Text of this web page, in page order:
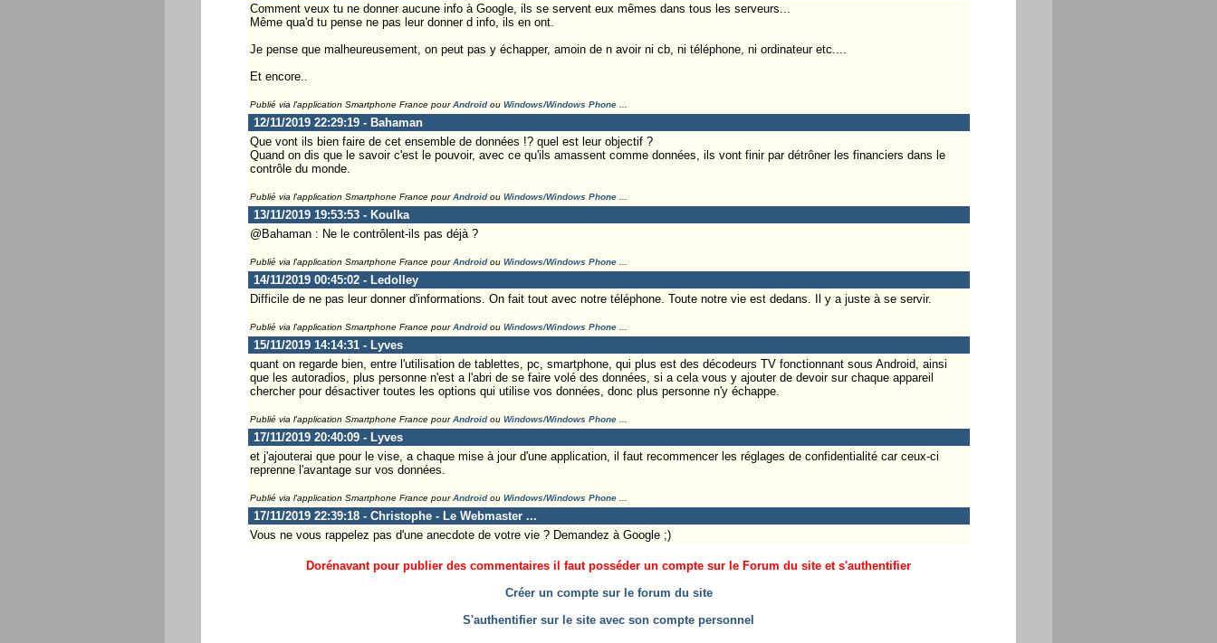
Comment veux tu ne donner aucune info à Google, ils se servent eux mêmes dans tous les serveurs...
Même qua'd tu pense ne pas leur donner d info, ils en ont.
Je pense que malheureusement, on peut pas y échapper, amoin de n avoir ni cb, ni téléphone, ni ordinateur etc....
Et encore..
Publié via l'application Smartphone France pourAndroidou Windows/Windows Phone...
12/11/2019 22:29:19 - Bahaman
Que vont ils bien faire de cet ensemble de données !? quel est leur objectif ?
Quand on dis que le savoir c'est le pouvoir, avec ce qu'ils amassent comme données, ils vont finir par détrôner les financiers dans le
contrôle du monde.
Publié via l'application Smartphone France pourAndroidou Windows/Windows Phone...
13/11/2019 19:53:53 - Koulka
@Bahaman : Ne le contrôlent-ils pas déjà ?
Publié via l'application Smartphone France pourAndroidou Windows/Windows Phone...
14/11/2019 00:45:02 - Ledolley
Difficile de ne pas leur donner d'informations. On fait tout avec notre téléphone. Toute notre vie est dedans. Il y a juste à se servir.
Publié via l'application Smartphone France pourAndroidou Windows/Windows Phone...
15/11/2019 14:14:31 - Lyves
quant on regarde bien, entre l'utilisation de tablettes, pc, smartphone, qui plus est des décodeurs TV fonctionnant sous Android, ainsi
que les autoradios, plus personne n'est a l'abri de se faire volé des données, si a cela vous y ajouter de devoir sur chaque appareil
chercher pour désactiver toutes les options qui utilise vos données, donc plus personne n'y échappe.
Publié via l'application Smartphone France pourAndroidou Windows/Windows Phone...
17/11/2019 20:40:09 - Lyves
et j'ajouterai que pour le vise, a chaque mise à jour d'une application, il faut recommencer les réglages de confidentialité car ceux-ci
reprenne l'avantage sur vos données.
Publié via l'application Smartphone France pourAndroidou Windows/Windows Phone...
17/11/2019 22:39:18 - Christophe - Le Webmaster ...
Vous ne vous rappelez pas d'une anecdote de votre vie ? Demandez à Google ;)
Dorénavant pour publier des commentaires il faut posséder un compte sur le Forum du site et s'authentifier
Créer un compte sur le forum du site
S'authentifier sur le site avec son compte personnel